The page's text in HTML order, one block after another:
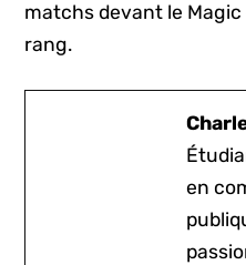
matchs devant le Magic
rang.
en